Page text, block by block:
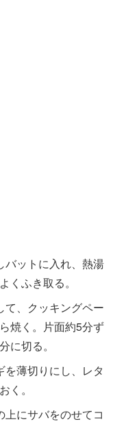
バットに入れ、熱湯
くふき取る。
て、クッキングペー
焼く。片面約5分ず
に切る。
を薄切りにし、レタ
く。
上にサバをのせてコ